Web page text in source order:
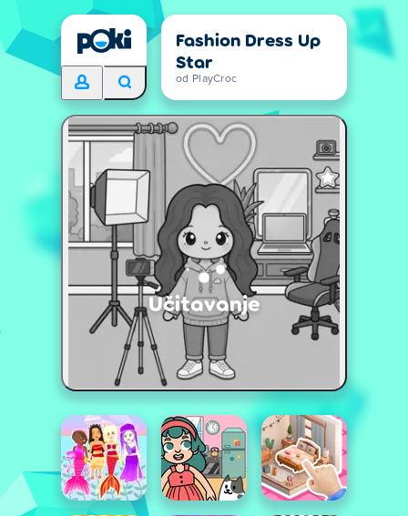
Fashion Dress Up
Star
od PlayCroc
Učitavanje